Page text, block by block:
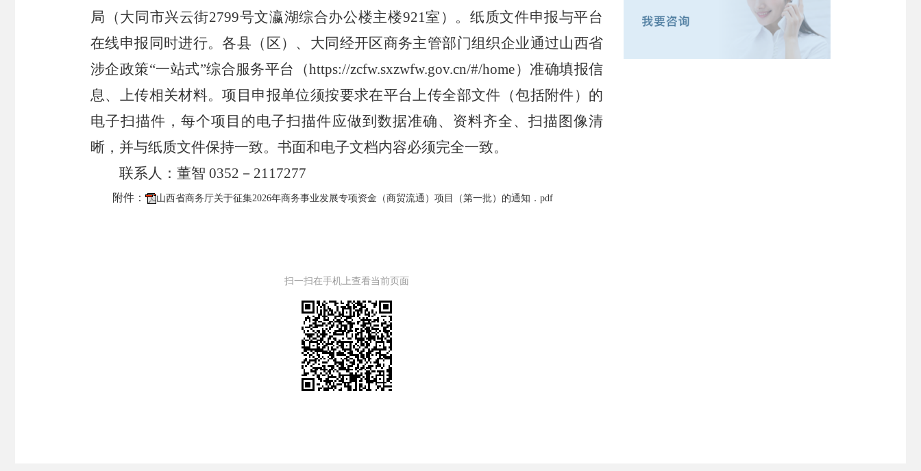
局（大同市兴云街2799号文瀛湖综合办公楼主楼921室）。纸质文件申报与平台
在线申报同时进行。各县（区）、大同经开区商务主管部门组织企业通过山西省
涉企政策“一站式”综合服务平台（https://zcfw.sxzwfw.gov.cn/#/home）准确填报信
息、上传相关材料。项目申报单位须按要求在平台上传全部文件（包括附件）的
电子扫描件，每个项目的电子扫描件应做到数据准确、资料齐全、扫描图像清
晰，并与纸质文件保持一致。书面和电子文档内容必须完全一致。
联系人：董智 0352－2117277
附件： 山西省商务厅关于征集2026年商务事业发展专项资金（商贸流通）项目（第一批）的通知．pdf
扫一扫在手机上查看当前页面